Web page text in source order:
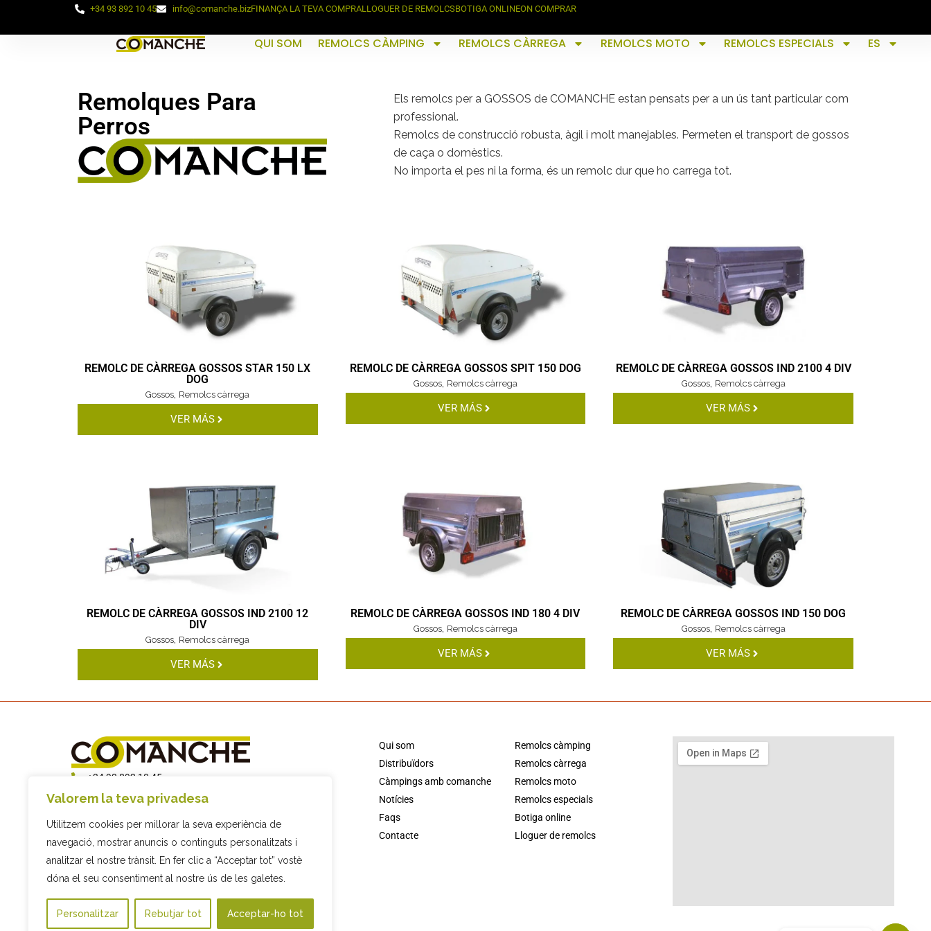
Valorem la teva privadesa
Utilitzem cookies per millorar la seva experiència de
navegació, mostrar anuncis o continguts personalitzats i
analitzar el nostre trànsit. En fer clic a “Acceptar tot” vostè
dóna el seu consentiment al nostre ús de les galetes.
Personalitzar Rebutjar tot Acceptar-ho tot
+34 93 892 10 45 info@comanche.bizFINANÇA LA TEVA COMPRALLOGUER DE REMOLCSBOTIGA ONLINEON COMPRAR
QUI SOM REMOLCS CÀMPING REMOLCS CÀRREGA REMOLCS MOTO REMOLCS ESPECIALS ES
Remolques Para
Perros
Els remolcs per a GOSSOS de COMANCHE estan pensats per a un ús tant particular com
professional.
Remolcs de construcció robusta, àgil i molt manejables. Permeten el transport de gossos
de caça o domèstics.
No importa el pes ni la forma, és un remolc dur que ho carrega tot.
REMOLC DE CÀRREGA GOSSOS STAR 150 LX
DOG
Gossos, Remolcs càrrega
VER MÁS
REMOLC DE CÀRREGA GOSSOS SPIT 150 DOG
Gossos, Remolcs càrrega
VER MÁS
REMOLC DE CÀRREGA GOSSOS IND 2100 4 DIV
Gossos, Remolcs càrrega
VER MÁS
REMOLC DE CÀRREGA GOSSOS IND 2100 12
DIV
Gossos, Remolcs càrrega
VER MÁS
REMOLC DE CÀRREGA GOSSOS IND 180 4 DIV
Gossos, Remolcs càrrega
VER MÁS
REMOLC DE CÀRREGA GOSSOS IND 150 DOG
Gossos, Remolcs càrrega
VER MÁS
+34 93 892 10 45
info@comanche.biz
Barcelona
Qui som
Distribuïdors
Càmpings amb comanche
Notícies
Faqs
Contacte
Remolcs càmping
Remolcs càrrega
Remolcs moto
Remolcs especials
Botiga online
Lloguer de remolcs